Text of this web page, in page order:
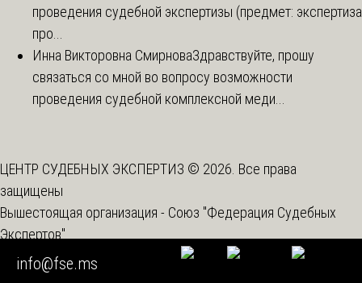
проведения судебной экспертизы (предмет: экспертиза
про...
Инна Викторовна СмирноваЗдравствуйте, прошу
связаться со мной во вопросу возможности
проведения судебной комплексной меди...
ЦЕНТР СУДЕБНЫХ ЭКСПЕРТИЗ © 2026. Все права
защищены
Вышестоящая организация - Союз "Федерация Судебных
Экспертов"
Спецоценка условий труда
info@fse.ms